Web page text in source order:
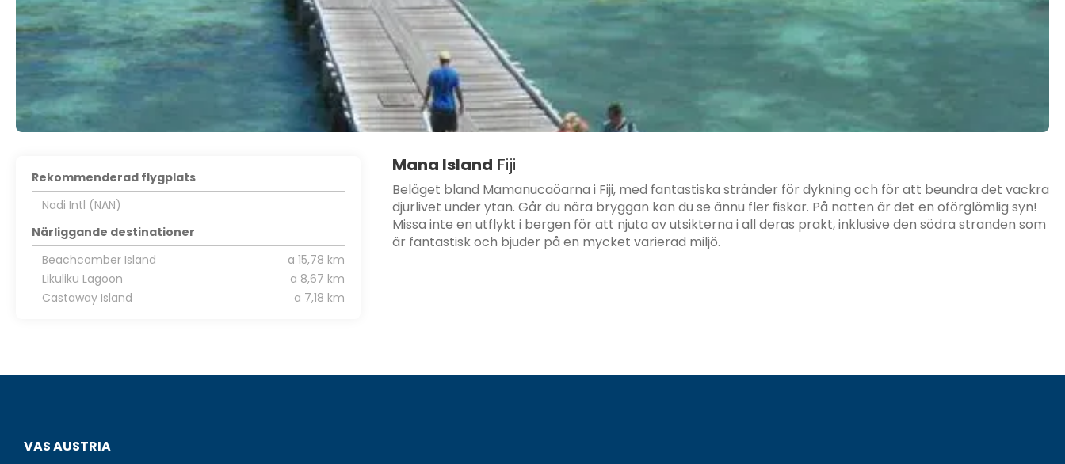
Mana Island Fiji
Beläget bland Mamanucaöarna i Fiji, med fantastiska stränder för dykning och för att beundra det vackra
djurlivet under ytan. Går du nära bryggan kan du se ännu fler fiskar. På natten är det en oförglömlig syn!
Missa inte en utflykt i bergen för att njuta av utsikterna i all deras prakt, inklusive den södra stranden som
är fantastisk och bjuder på en mycket varierad miljö.
Rekommenderad flygplats
Nadi Intl (NAN)
Närliggande destinationer
Beachcomber Island
a 15,78 km
Likuliku Lagoon
a 8,67 km
Castaway Island
a 7,18 km
VAS AUSTRIA